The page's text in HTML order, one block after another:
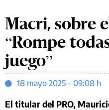
Macri, sobre
“Rompe
juego”
18 mayo 2025 - 09:08 h
El titular del PRO,